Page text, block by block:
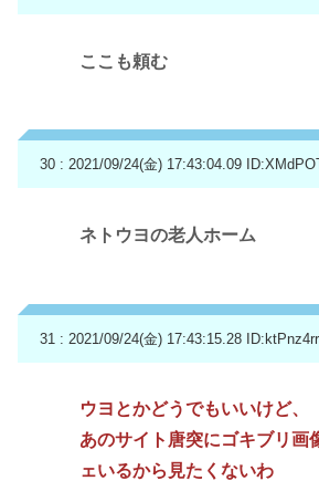
ここも頼む
30 : 2021/09/24(金) 17:43:04.09
ネトウヨの老人ホーム
31 : 2021/09/24(金) 17:43:15.28
ウヨとかどうでもいいけど、
あのサイト唐突にゴキブリ画
ェいるから見たくないわ